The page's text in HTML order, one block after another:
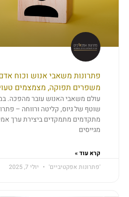
פתרונות משאבי אנוש וכוח
משפרים תפוקה, מצמצמים
עולם משאבי האנוש עובר מהפכה.
שוטף של גיוס, קליטה ורווחה –
מתקדמים מתמקדים ביצירת ערך
מגייסים
קרא עוד »
'פתרונות אפקטיביים'
יולי 7, 2025